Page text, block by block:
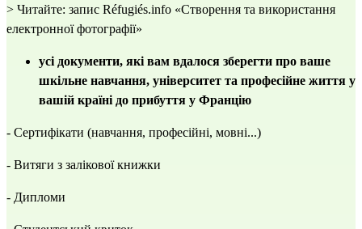
> Читайте: запис Réfugiés.info «Створення та використання
електронної фотографії»
усі документи, які вам вдалося зберегти про ваше
шкільне навчання, університет та професійне життя у
вашій країні до прибуття у Францію
- Сертифікати (навчання, професійні, мовні...)
- Витяги з залікової книжки
- Дипломи